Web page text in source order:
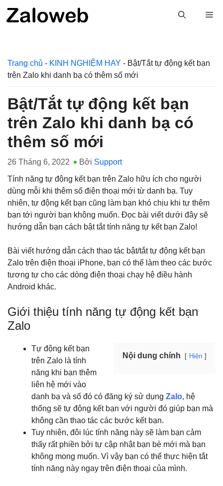
đến
Trang chủ - KINH NGHIỆM HAY - Bật/Tắt tự động kết bạn
trên Zalo khi danh bạ có thêm số mới
Bật/Tắt tự động kết bạn
trên Zalo khi danh bạ có
thêm số mới
26 Tháng 6, 2022 Bởi Support
Tính năng tự động kết bạn trên Zalo hữu ích cho người
dùng mỗi khi thêm số điện thoại mới từ danh bạ. Tuy
nhiên, tự động kết bạn cũng làm bạn khó chịu khi tự thêm
bạn tới người bạn không muốn. Đọc bài viết dưới đây sẽ
hướng dẫn bạn cách bật tắt tính năng tự kết bạn Zalo!
Bài viết hướng dẫn cách thao tác bật/tắttự động kết bạn
Zalo trên điện thoại iPhone, bạn có thể làm theo các bước
tương tự cho các dòng điện thoại chạy hệ điều hành
Android khác.
Giới thiệu tính năng tự động kết bạn
Zalo
Nội dung chính Hiện
Tự động kết bạn
trên Zalo là tính
năng khi bạn thêm
liên hệ mới vào
danh bạ và số đó có đăng ký sử dụng Zalo, hệ
thống sẽ tự động kết bạn với người đó giúp bạn mà
không cần thao tác các bước kết bạn.
Tuy nhiên, đôi lúc tính năng này sẽ làm bạn cảm
thấy rất phiền bởi tự cập nhật bạn bè mới mà bạn
không mong muốn. Vì vậy bạn có thể thực hiện tắt
tính năng này ngay trên điện thoại của mình.